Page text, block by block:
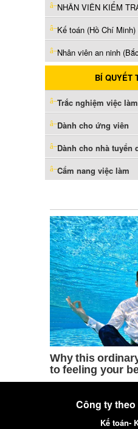
Kế toán (Hồ Chí Minh)
Nhân viên an ninh
BÍ QUYẾT
Trắc nghiệm việc làm
Dành cho ứng viên
Dành cho nhà tuyển
Cẩm nang việc làm
Công ty
Kế toán-